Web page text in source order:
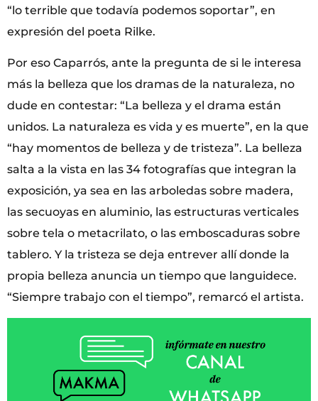
“lo terrible que todavía podemos soportar”, en
expresión del poeta Rilke.
Por eso Caparrós, ante la pregunta de si le interesa
más la belleza que los dramas de la naturaleza, no
dude en contestar: “La belleza y el drama están
unidos. La naturaleza es vida y es muerte”, en la que
“hay momentos de belleza y de tristeza”. La belleza
salta a la vista en las 34 fotografías que integran la
exposición, ya sea en las arboledas sobre madera,
las secuoyas en aluminio, las estructuras verticales
sobre tela o metacrilato, o las emboscaduras sobre
tablero. Y la tristeza se deja entrever allí donde la
propia belleza anuncia un tiempo que languidece.
“Siempre trabajo con el tiempo”, remarcó el artista.